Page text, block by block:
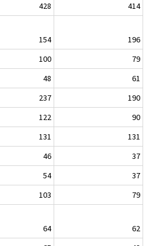
428
414
154
196
100
79
48
61
237
190
122
90
131
131
46
37
54
37
103
79
64
62